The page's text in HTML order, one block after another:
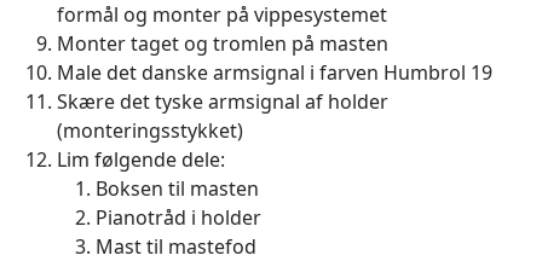
formål og monter på vippesystemet
Monter taget og tromlen på masten
Male det danske armsignal i farven Humbrol 19
Skære det tyske armsignal af holder
(monteringsstykket)
Lim følgende dele:
Boksen til masten
Pianotråd i holder
Mast til mastefod